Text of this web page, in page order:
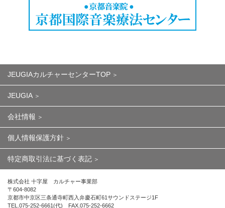
JEUGIAカルチャーセンターTOP
JEUGIA
会社情報
個人情報保護方針
特定商取引法に基づく表記
株式会社 十字屋 カルチャー事業部
〒604-8082
京都市中京区三条通寺町西入弁慶石町61サウンドステージ1F
TEL.075-252-6661(代) FAX.075-252-6662